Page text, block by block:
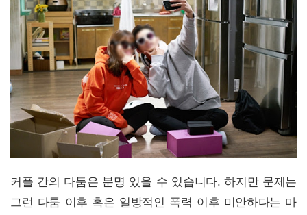
커플 간의 다툼은 분명 있을 수 있습니다. 하지만 문제는
그런 다툼 이후 혹은 일방적인 폭력 이후 미안하다는 마